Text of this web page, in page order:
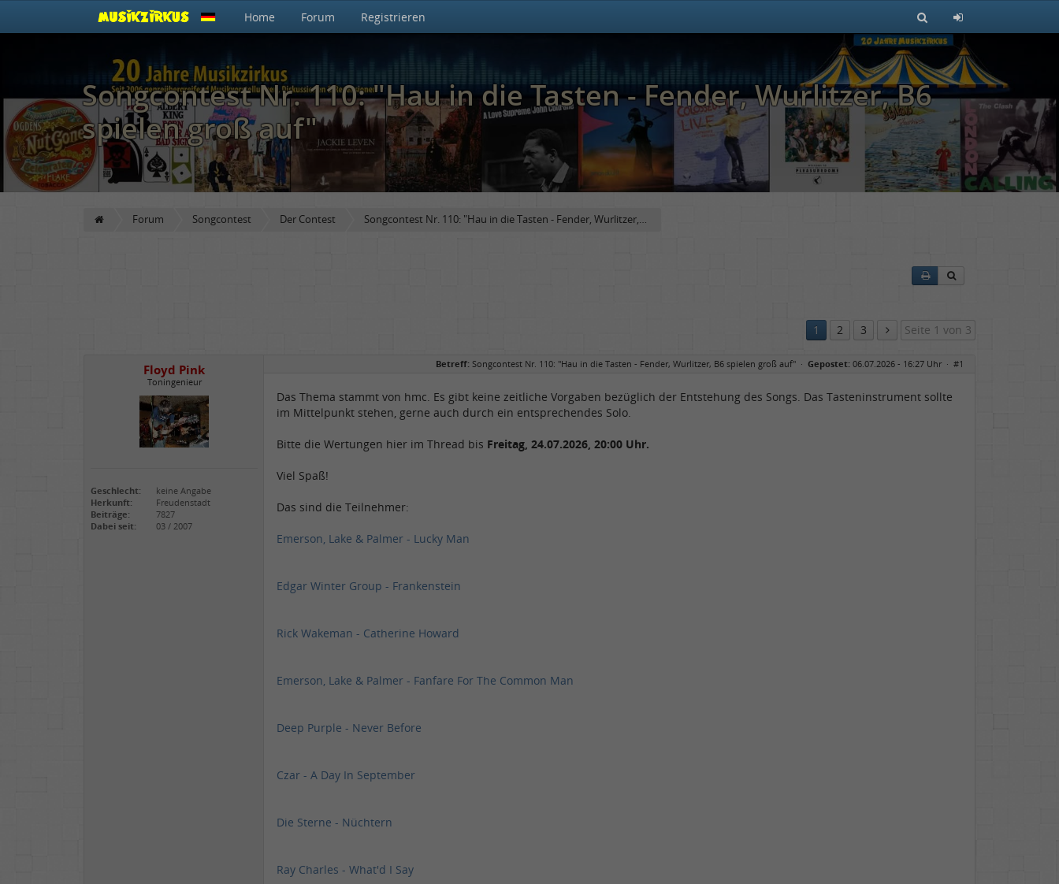
Home Forum Registrieren
Songcontest Nr. 110: "Hau in die Tasten - Fender, Wurlitzer, B6
spielen groß auf"
Forum Songcontest Der Contest Songcontest Nr. 110: "Hau in die Tasten - Fender, Wurlitzer,…
1 2 3 Seite 1 von 3
Floyd Pink
Toningenieur
Geschlecht:
keine Angabe
Herkunft:
Freudenstadt
Beiträge:
7827
Dabei seit:
03 / 2007
Betreff: Songcontest Nr. 110: "Hau in die Tasten - Fender, Wurlitzer, B6 spielen groß auf" · Gepostet: 06.07.2026 - 16:27 Uhr · #1
Das Thema stammt von hmc. Es gibt keine zeitliche Vorgaben bezüglich der Entstehung des Songs. Das Tasteninstrument sollte
im Mittelpunkt stehen, gerne auch durch ein entsprechendes Solo.
Bitte die Wertungen hier im Thread bis Freitag, 24.07.2026, 20:00 Uhr.
Viel Spaß!
Das sind die Teilnehmer:
Emerson, Lake & Palmer - Lucky Man
Edgar Winter Group - Frankenstein
Rick Wakeman - Catherine Howard
Emerson, Lake & Palmer - Fanfare For The Common Man
Deep Purple - Never Before
Czar - A Day In September
Die Sterne - Nüchtern
Ray Charles - What'd I Say